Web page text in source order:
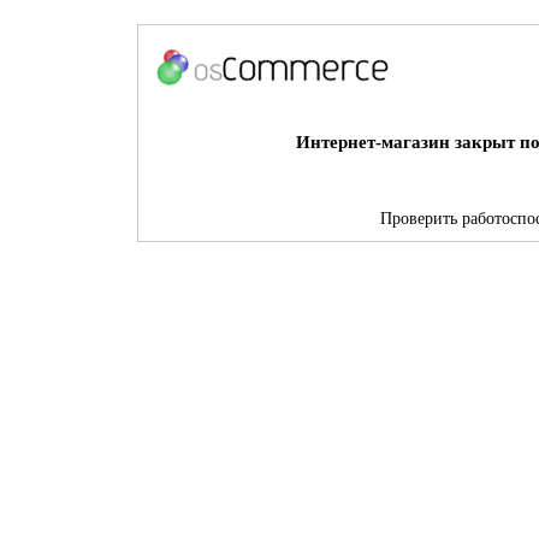
Интернет-магазин закрыт
Проверить